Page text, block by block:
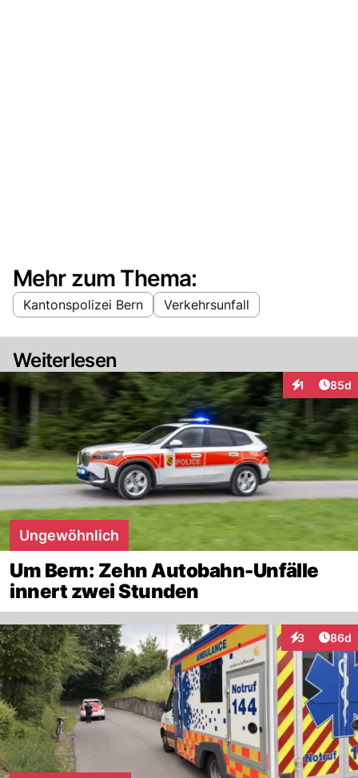
Mehr zum Thema:
Kantonspolizei Bern Verkehrsunfall
Weiterlesen
1
Interaktionen
85d
Ungewöhnlich
Um Bern: Zehn Autobahn-Unfälle
innert zwei Stunden
3
Interaktionen
86d